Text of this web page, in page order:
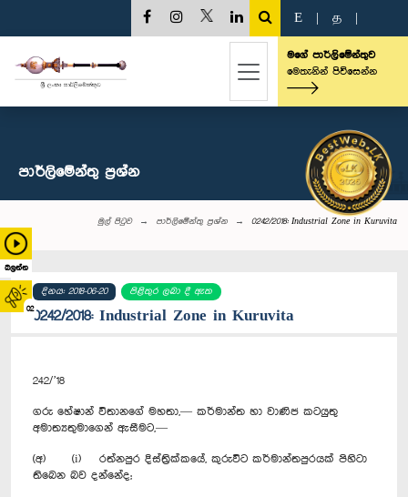
බලන්න
02
E த
මගේ පාර්ලිමේන්තුව
මෙතැනින් පිවිසෙන්න
පාර්ලි‌මේන්තු‌ ප්‍රශ්න
මුල් පිටුව පාර්ලි‌මේන්තු‌ ප්‍රශ්න 0242/2018: Industrial Zone in Kuruvita
දිනය: 2018-06-20 පිළිතුර ලබා දී ඇත
0242/2018: Industrial Zone in Kuruvita
242/’18
ගරු හේෂාන් විතානගේ මහතා,— කර්මාන්ත හා වාණිජ කටයුතු
අමාත්‍යතුමාගෙන් ඇසීමට,—
(අ) (i) රත්නපුර දිස්ත්‍රික්කයේ, කුරුවිට කර්මාන්තපුරයක් පිහිටා
තිබෙන බව දන්නේද;